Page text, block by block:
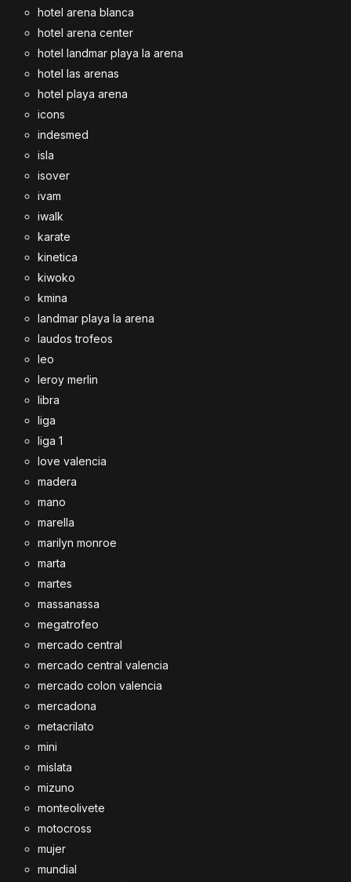
hotel arena blanca
hotel arena center
hotel landmar playa la arena
hotel las arenas
hotel playa arena
icons
indesmed
isla
isover
ivam
iwalk
karate
kinetica
kiwoko
kmina
landmar playa la arena
laudos trofeos
leo
leroy merlin
libra
liga
liga 1
love valencia
madera
mano
marella
marilyn monroe
marta
martes
massanassa
megatrofeo
mercado central
mercado central valencia
mercado colon valencia
mercadona
metacrilato
mini
mislata
mizuno
monteolivete
motocross
mujer
mundial